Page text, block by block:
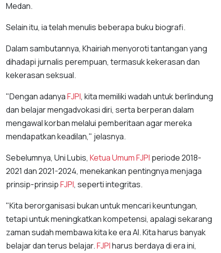
Medan.
Selain itu, ia telah menulis beberapa buku biografi.
Dalam sambutannya, Khairiah menyoroti tantangan yang
dihadapi jurnalis perempuan, termasuk kekerasan dan
kekerasan seksual.
"Dengan adanyaFJPI, kita memiliki wadah untuk berlindung
dan belajar mengadvokasi diri, serta berperan dalam
mengawal korban melalui pemberitaan agar mereka
mendapatkan keadilan," jelasnya.
Sebelumnya, Uni Lubis, Ketua UmumFJPI periode 2018-
2021 dan 2021-2024, menekankan pentingnya menjaga
prinsip-prinsipFJPI, seperti integritas.
"Kita berorganisasi bukan untuk mencari keuntungan,
tetapi untuk meningkatkan kompetensi, apalagi sekarang
zaman sudah membawa kita ke era AI. Kita harus banyak
belajar dan terus belajar.FJPIharus berdaya di era ini,